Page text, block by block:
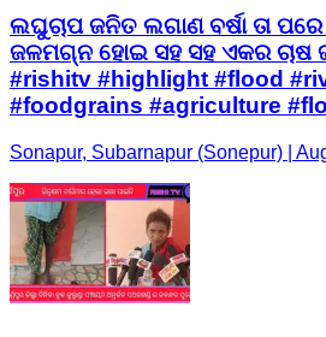
ଲଘୁଚାପ ଜନିତ ଲଗାଣ ବର୍ଷା ତା
ଜଳମଗ୍ନ ହୋଇ ସହ ସହ ଏକର ଚାଷ
#rishitv #highlight #flood
#foodgrains #agriculture
Sonapur, Subarnapur (Sonepur) |